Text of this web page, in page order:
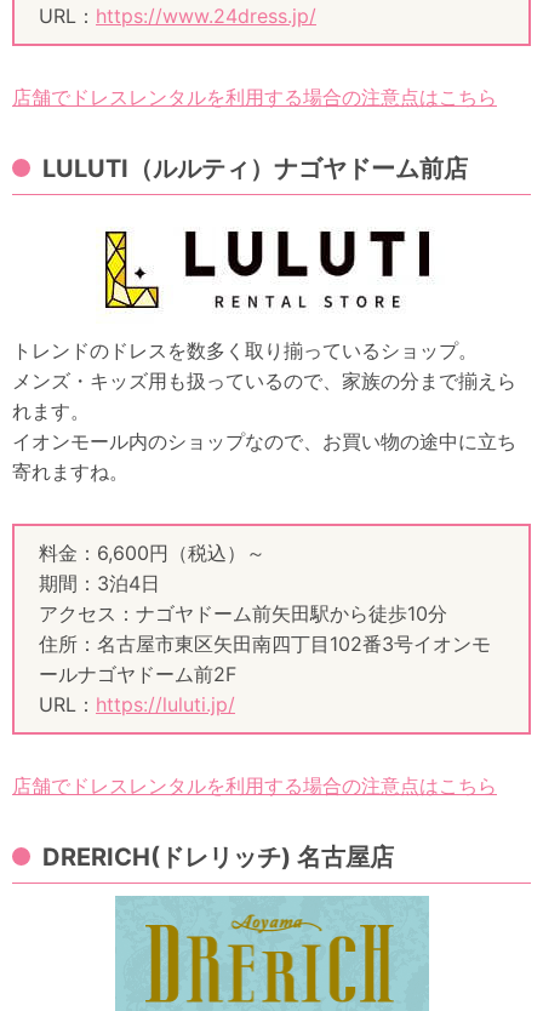
URL： https://www.24dress.jp/
店舗でドレスレンタルを利用する場合の注意点はこちら
LULUTI（ルルティ）ナゴヤドーム前店
トレンドのドレスを数多く取り揃っているショップ。
メンズ・キッズ用も扱っているので、家族の分まで揃えら
れます。
イオンモール内のショップなので、お買い物の途中に立ち
寄れますね。
料金：6,600円（税込）～
期間：3泊4日
アクセス：ナゴヤドーム前矢田駅から徒歩10分
住所：名古屋市東区矢田南四丁目102番3号イオンモ
ールナゴヤドーム前2F
URL： https://luluti.jp/
店舗でドレスレンタルを利用する場合の注意点はこちら
DRERICH(ドレリッチ) 名古屋店